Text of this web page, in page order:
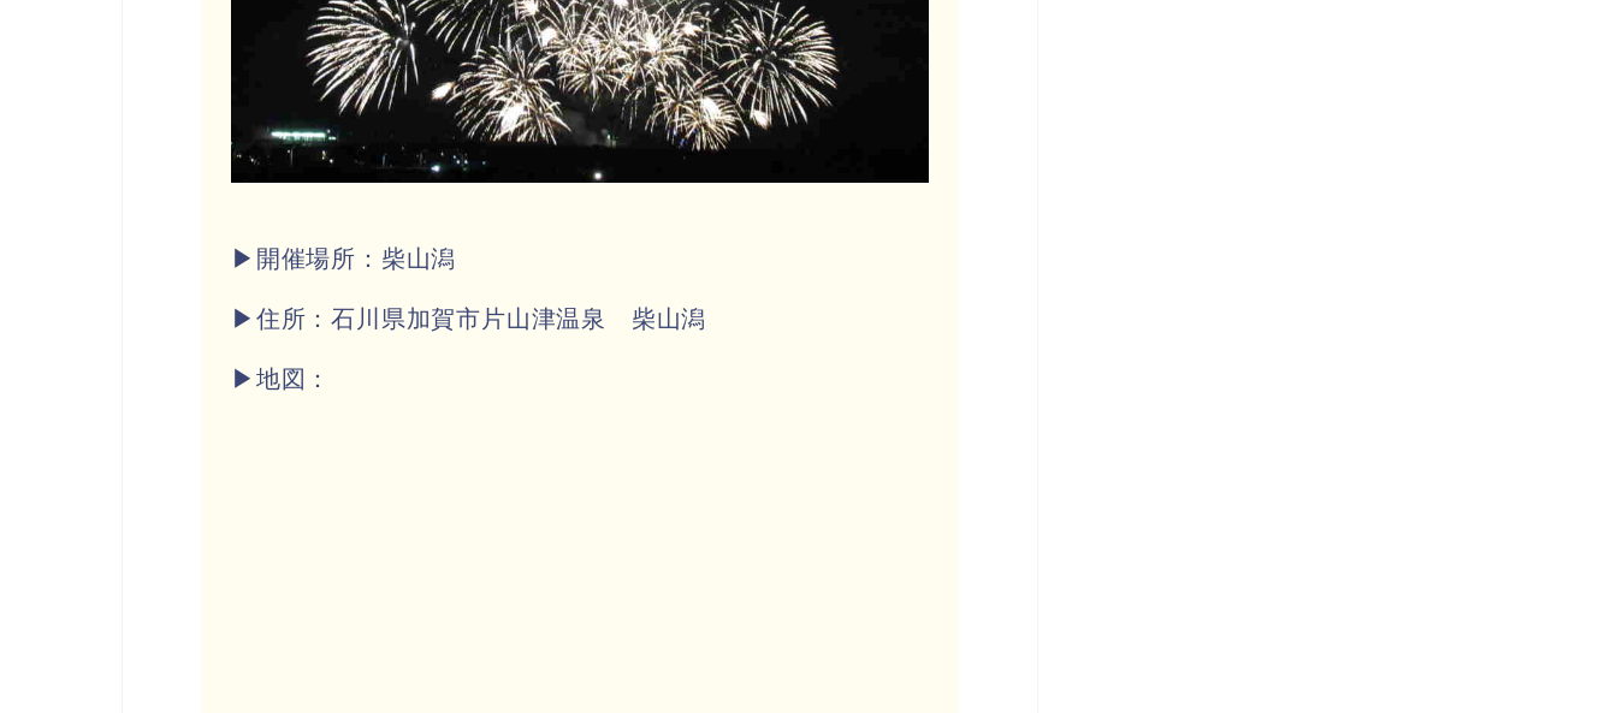
▶開催場所：柴山潟
▶住所：石川県加賀市片山津温泉 柴山潟
▶地図：